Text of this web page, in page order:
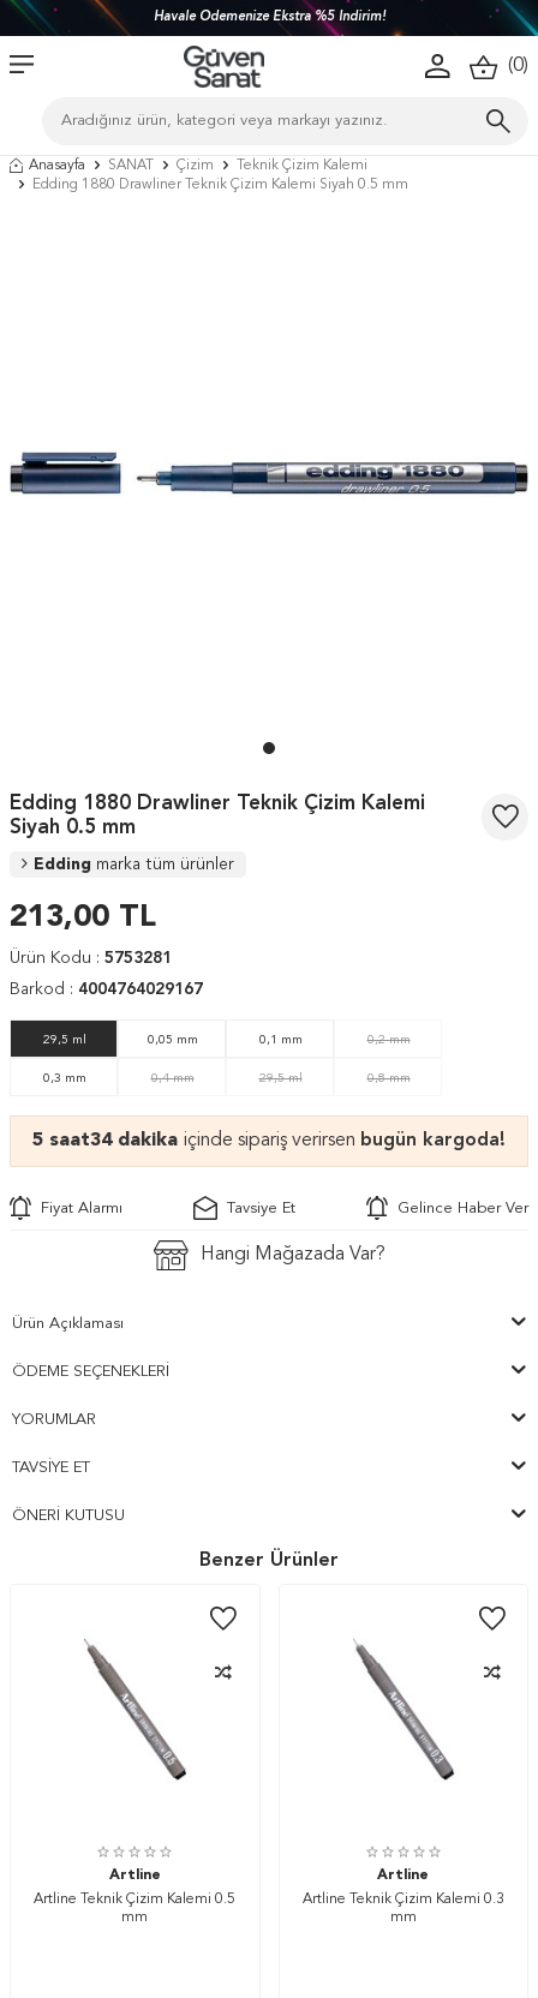
Havale Ödemenize Ekstra %5 İndirim!
(0)
Anasayfa SANAT Çizim
Teknik Çizim Kalemi
Edding 1880 Drawliner Teknik Çizim Kalemi Siyah 0.5 mm
Edding 1880 Drawliner Teknik Çizim Kalemi
Siyah 0.5 mm
Edding marka tüm ürünler
213,00 TL
Ürün Kodu : 5753281
Barkod : 4004764029167
29,5 ml 0,05 mm 0,1 mm 0,2 mm
0,3 mm 0,4 mm 29,5 ml 0,8 mm
5 saat34 dakika içinde sipariş verirsen bugün kargoda!
Fiyat Alarmı Tavsiye Et Gelince Haber Ver
Hangi Mağazada Var?
Ürün Açıklaması
ÖDEME SEÇENEKLERI
YORUMLAR
TAVSIYE ET
ÖNERI KUTUSU
Benzer Ürünler
Artline
Artline Teknik Çizim Kalemi 0.5
mm
Artline
Artline Teknik Çizim Kalemi 0.3
mm